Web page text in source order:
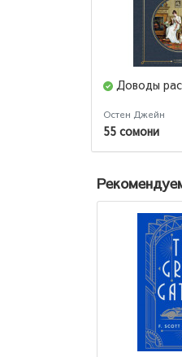
Доводы
Остен Джейн
55 сомони